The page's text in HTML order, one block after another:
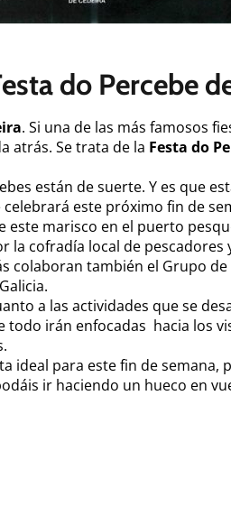
do Percebe
. Si una de las más famosos
atrás. Se trata de la Festa do
están de suerte. Y es que
este próximo fin de
este marisco en el puerto
la cofradía local de
colaboran también el Grupo
a las actividades que se
todo irán enfocadas hacia los
ideal para este fin de semana,
ir haciendo un hueco en